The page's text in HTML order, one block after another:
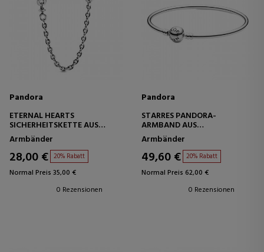
Pandora
ETERNAL HEARTS
SICHERHEITSKETTE AUS
STERLINGSILBER 79108805
Armbänder
28,00 € 20% Rabatt
Normal Preis 35,00 €
0 Rezensionen
Pandora
STARRES PANDORA-
ARMBAND AUS
STERLINGSILBER 59071317
Armbänder
49,60 € 20% Rabatt
Normal Preis 62,00 €
0 Rezensionen